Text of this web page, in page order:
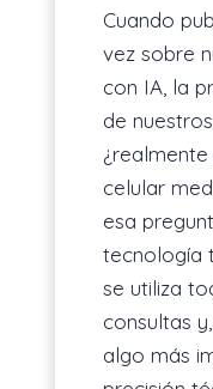
Cuando
vez sobre
con IA, la
de
celular
esa
tecnología
se utiliza
consultas
algo más